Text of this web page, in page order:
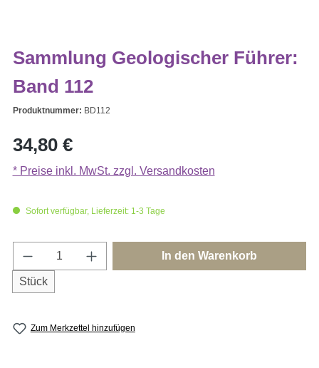
Sammlung Geologischer Führer:
Band 112
Produktnummer: BD112
Regulärer Preis:
34,80 €
* Preise inkl. MwSt. zzgl. Versandkosten
Sofort verfügbar, Lieferzeit: 1-3 Tage
Produkt Anzahl: Gib den gewünschten
Stück
In den Warenkorb
Zum Merkzettel hinzufügen